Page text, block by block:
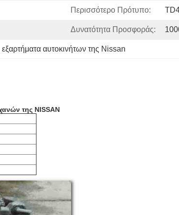
Περισσότερο Πρότυπο:
Δυνατότητα Προσφοράς:
εξαρτήματα αυτοκινήτων της Nissan
της NISSAN